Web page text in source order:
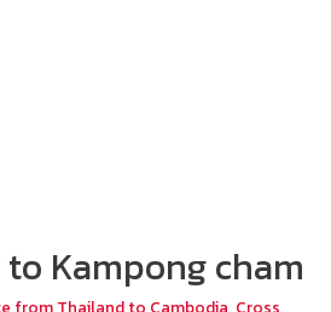
Kampong cham